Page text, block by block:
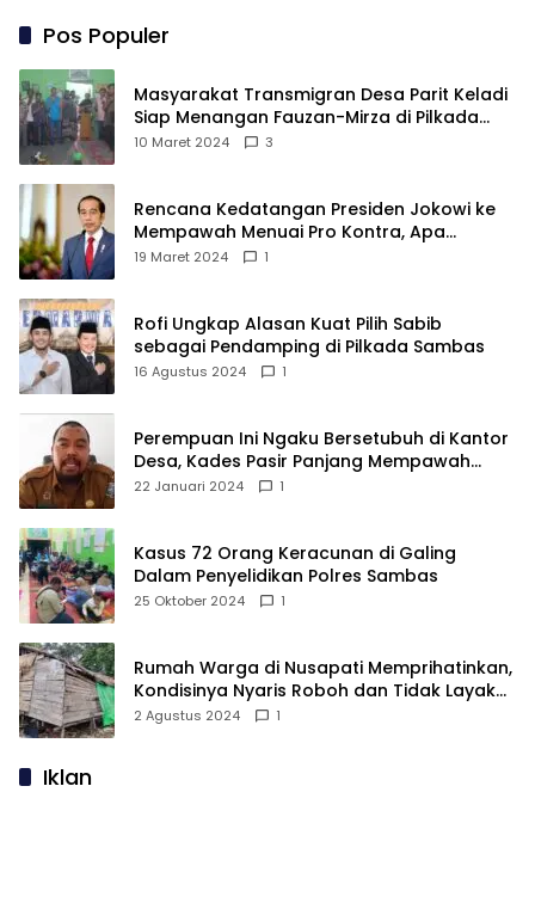
Pos Populer
Masyarakat Transmigran Desa Parit Keladi
Siap Menangan Fauzan-Mirza di Pilkada
Kubu Raya
10 Maret 2024 3
Rencana Kedatangan Presiden Jokowi ke
Mempawah Menuai Pro Kontra, Apa
Sebabnya?
19 Maret 2024 1
Rofi Ungkap Alasan Kuat Pilih Sabib
sebagai Pendamping di Pilkada Sambas
16 Agustus 2024 1
Perempuan Ini Ngaku Bersetubuh di Kantor
Desa, Kades Pasir Panjang Mempawah
Membantah: Silakan Buktikan!
22 Januari 2024 1
Kasus 72 Orang Keracunan di Galing
Dalam Penyelidikan Polres Sambas
25 Oktober 2024 1
Rumah Warga di Nusapati Memprihatinkan,
Kondisinya Nyaris Roboh dan Tidak Layak
Huni
2 Agustus 2024 1
Iklan